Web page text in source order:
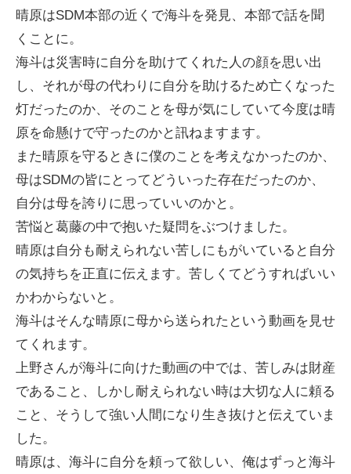
晴原はSDM本部の近くで海斗を発見、本部で話を聞
くことに。
海斗は災害時に自分を助けてくれた人の顔を思い出
し、それが母の代わりに自分を助けるため亡くなった
灯だったのか、そのことを母が気にしていて今度は晴
原を命懸けで守ったのかと訊ねますます。
また晴原を守るときに僕のことを考えなかったのか、
母はSDMの皆にとってどういった存在だったのか、
自分は母を誇りに思っていいのかと。
苦悩と葛藤の中で抱いた疑問をぶつけました。
晴原は自分も耐えられない苦しにもがいていると自分
の気持ちを正直に伝えます。苦しくてどうすればいい
かわからないと。
海斗はそんな晴原に母から送られたという動画を見せ
てくれます。
上野さんが海斗に向けた動画の中では、苦しみは財産
であること、しかし耐えられない時は大切な人に頼る
こと、そうして強い人間になり生き抜けと伝えていま
した。
晴原は、海斗に自分を頼って欲しい、俺はずっと海斗